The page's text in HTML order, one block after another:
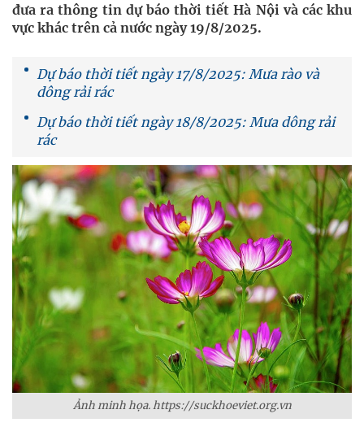
đưa ra thông tin dự báo thời tiết Hà Nội và các khu
vực khác trên cả nước ngày 19/8/2025.
Dự báo thời tiết ngày 17/8/2025: Mưa rào và
dông rải rác
Dự báo thời tiết ngày 18/8/2025: Mưa dông rải
rác
Ảnh minh họa. https://suckhoeviet.org.vn